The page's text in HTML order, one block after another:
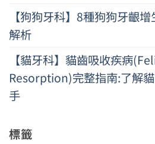
【狗狗牙科】8種狗狗牙齦
解析
【貓牙科】貓齒吸收疾病
Resorption)完整指南:了解
手
標籤